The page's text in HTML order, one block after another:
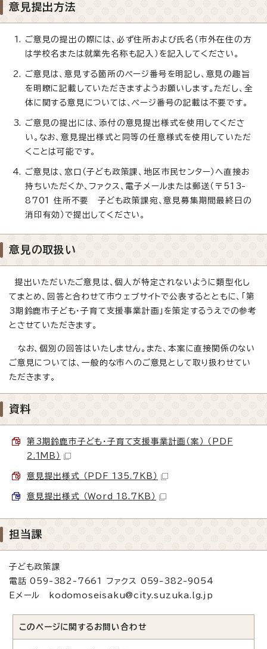
意見提出方法
ご意見の提出の際には、必ず住所および氏名（市外在住の方
は学校名または就業先名称も記入）を記入してください。
ご意見は、意見する箇所のページ番号を明記し、意見の趣旨
を明瞭に記載していただきますようお願いします。ただし、全
体に関する意見については、ページ番号の記載は不要です。
ご意見の提出には、添付の意見提出様式を使用してくださ
い。なお、意見提出様式と同等の任意様式を使用していただ
くことは可能です。
ご意見は、窓口（子ども政策課、地区市民センター）へ直接お
持ちいただくか、ファクス、電子メールまたは郵送（〒513-
8701 住所不要 子ども政策課宛、意見募集期間最終日の
消印有効）で提出してください。
意見の取扱い
提出いただいたご意見は、個人が特定されないように類型化し
てまとめ、回答と合わせて市ウェブサイトで公表するとともに、「第
3期鈴鹿市子ども・子育て支援事業計画」を策定するうえでの参考
とさせていただきます。
なお、個別の回答はいたしません。また、本案に直接関係のない
ご意見については、一般的な市へのご意見として取り扱わせてい
ただきます。
資料
第3期鈴鹿市子ども・子育て支援事業計画（案） （PDF
2.1MB）
意見提出様式 （PDF 135.7KB）
意見提出様式 （Word 18.7KB）
担当課
子ども政策課
電話 059-382-7661 ファクス 059-382-9054
Eメール kodomoseisaku@city.suzuka.lg.jp
このページに関する お問い合わせ